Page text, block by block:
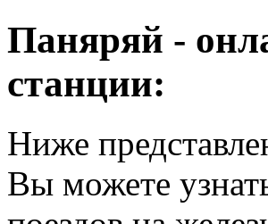
Паняряй -
станции:
Ниже
Вы можете